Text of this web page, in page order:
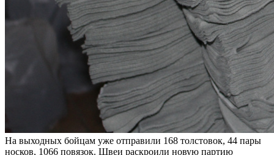
На выходных бойцам уже отправили 168 толстовок, 44 пары
носков, 1066 повязок. Швеи раскроили новую партию